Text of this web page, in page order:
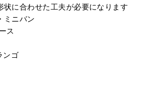
に合わせた工夫が必要になります
ミニバン
ス
ンゴ